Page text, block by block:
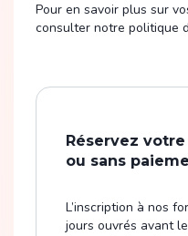
Pour en savoir plus sur
consulter notre politique
Réservez
ou sans
L’inscription à nos
jours ouvrés avant